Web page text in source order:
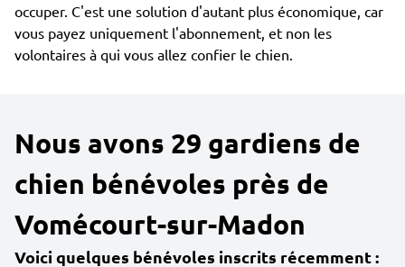
occuper. C'est une solution d'autant plus économique, car
vous payez uniquement l'abonnement, et non les
volontaires à qui vous allez confier le chien.
Nous avons 29 gardiens de
chien bénévoles près de
Vomécourt-sur-Madon
Voici quelques bénévoles inscrits récemment :